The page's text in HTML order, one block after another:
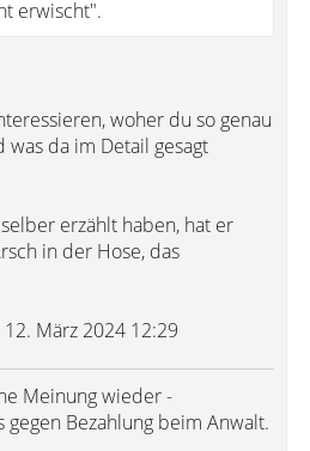
erwischt".
woher du so genau
da im Detail gesagt
erzählt haben, hat er
in der Hose, das
März 2024 12:29
Meinung wieder -
gegen Bezahlung beim Anwalt.